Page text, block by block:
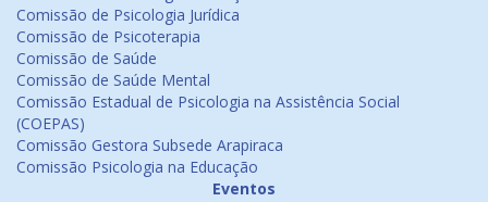
Comissão de Psicologia Jurídica
Comissão de Psicoterapia
Comissão de Saúde
Comissão de Saúde Mental
Comissão Estadual de Psicologia na Assistência Social
(COEPAS)
Comissão Gestora Subsede Arapiraca
Comissão Psicologia na Educação
Eventos